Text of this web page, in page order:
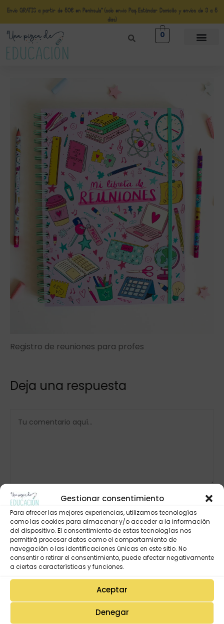
Gestionar consentimiento
Para ofrecer las mejores experiencias, utilizamos tecnologías
como las cookies para almacenar y/o acceder a la información
del dispositivo. El consentimiento de estas tecnologías nos
permitirá procesar datos como el comportamiento de
navegación o las identificaciones únicas en este sitio. No
consentir o retirar el consentimiento, puede afectar negativamente
a ciertas características y funciones.
Aceptar
Denegar
Envío GRATIS a partir de 50€ en Península* (solo envio Paq Estándar Domicilio y envíos de 3 a 5
días)
0
Registro de reuniones para profes
Deja una respuesta